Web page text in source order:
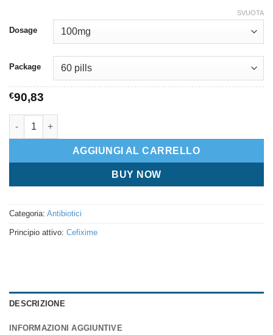
Dosage
Package
SVUOTA
€90,83
Suprax quantità
AGGIUNGI AL CARRELLO
BUY NOW
Categoria: Antibiotici
Principio attivo: Cefixime
DESCRIZIONE
INFORMAZIONI AGGIUNTIVE